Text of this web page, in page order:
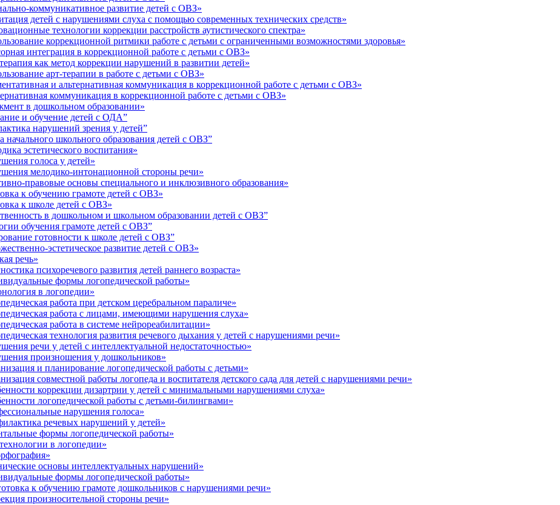
коммуникативное развитие детей с ОВЗ»
детей с нарушениями слуха с помощью современных технических средств»
технологии коррекции расстройств аутистического спектра»
коррекционной ритмики работе с детьми с ограниченными возможностями здоровья»
интеграция в коррекционной работе с детьми с ОВЗ»
как метод коррекции нарушений в развитии детей»
арт-терапии в работе с детьми с ОВЗ»
и альтернативная коммуникация в коррекционной работе с детьми с ОВЗ»
коммуникация в коррекционной работе с детьми с ОВЗ»
в дошкольном образовании»
и обучение детей с ОДА”
нарушений зрения у детей”
школьного образования детей с ОВЗ”
эстетического воспитания»
голоса у детей»
мелодико-интонационной стороны речи»
правовые основы специального и инклюзивного образования»
к обучению грамоте детей с ОВЗ»
к школе детей с ОВЗ»
в дошкольном и школьном образовании детей с ОВЗ”
обучения грамоте детей с ОВЗ”
готовности к школе детей с ОВЗ”
эстетическое развитие детей с ОВЗ»
речь»
психоречевого развития детей раннего возраста»
формы логопедической работы»
в логопедии»
работа при детском церебральном параличе»
работа с лицами, имеющими нарушения слуха»
работа в системе нейрореабилитации»
технология развития речевого дыхания у детей с нарушениями речи»
речи у детей с интеллектуальной недостаточностью»
произношения у дошкольников»
и планирование логопедической работы с детьми»
совместной работы логопеда и воспитателя детского сада для детей с нарушениями речи»
коррекции дизартрии у детей с минимальными нарушениями слуха»
логопедической работы с детьми-билингвами»
нарушения голоса»
речевых нарушений у детей»
формы логопедической работы»
в логопедии»
основы интеллектуальных нарушений»
формы логопедической работы»
к обучению грамоте дошкольников с нарушениями речи»
произносительной стороны речи»